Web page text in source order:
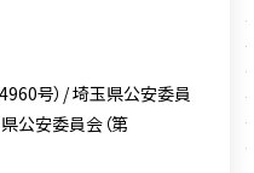
号）/ 埼玉県公安委員
公安委員会（第